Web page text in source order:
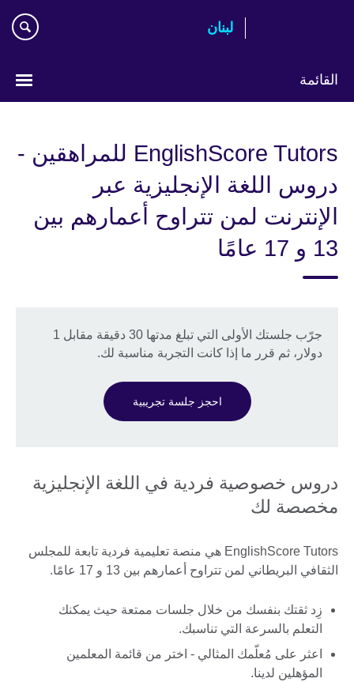
لبنان
القائمة
language
EnglishScore Tutors للمراهقين -
دروس اللغة الإنجليزية عبر
الإنترنت لمن تتراوح أعمارهم بين
13 و 17 عامًا
جرّب جلستك الأولى التي تبلغ مدتها 30 دقيقة مقابل 1
دولار، ثم قرر ما إذا كانت التجربة مناسبة لك.
احجز جلسة تجريبية
دروس خصوصية فردية في اللغة الإنجليزية
مخصصة لك
EnglishScore Tutors هي منصة تعليمية فردية تابعة للمجلس
الثقافي البريطاني لمن تتراوح أعمارهم بين 13 و 17 عامًا.
زِد ثقتك بنفسك من خلال جلسات ممتعة حيث يمكنك
التعلم بالسرعة التي تناسبك.
اعثر على مُعلّمك المثالي - اختر من قائمة المعلمين
المؤهلين لدينا.